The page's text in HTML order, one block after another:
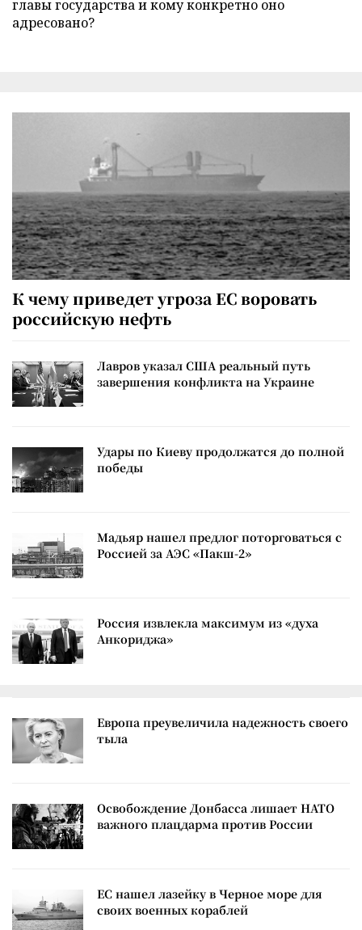
главы государства и кому конкретно оно
адресовано?
К чему приведет угроза ЕС воровать
российскую нефть
Лавров указал США реальный путь
завершения конфликта на Украине
Удары по Киеву продолжатся до полной
победы
Мадьяр нашел предлог поторговаться с
Россией за АЭС «Пакш-2»
Россия извлекла максимум из «духа
Анкориджа»
Европа преувеличила надежность своего
тыла
Освобождение Донбасса лишает НАТО
важного плацдарма против России
ЕС нашел лазейку в Черное море для
своих военных кораблей